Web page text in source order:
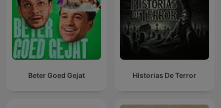
Beter Goed Gejat Historias De Terror